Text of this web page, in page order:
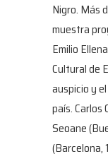
Nigro. Más
muestra
Emilio
Cultural de
auspicio y
país. Carlos
Seoane
(Barcelona,